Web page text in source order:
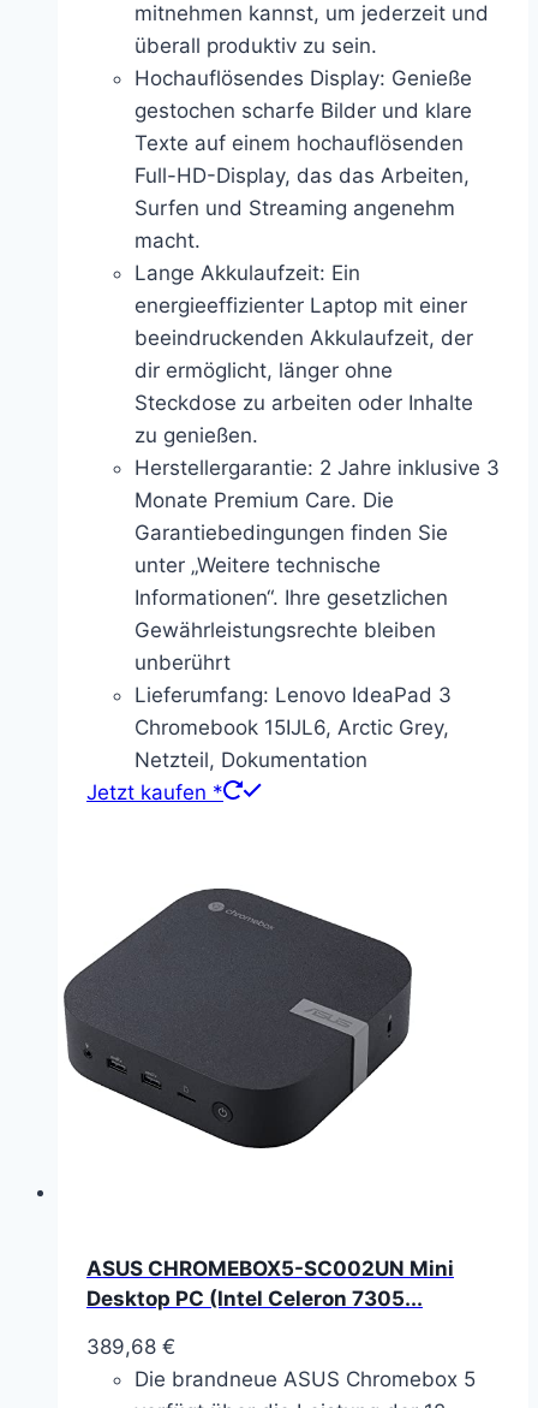
mitnehmen kannst, um jederzeit und
überall produktiv zu sein.
Hochauflösendes Display: Genieße
gestochen scharfe Bilder und klare
Texte auf einem hochauflösenden
Full-HD-Display, das das Arbeiten,
Surfen und Streaming angenehm
macht.
Lange Akkulaufzeit: Ein
energieeffizienter Laptop mit einer
beeindruckenden Akkulaufzeit, der
dir ermöglicht, länger ohne
Steckdose zu arbeiten oder Inhalte
zu genießen.
Herstellergarantie: 2 Jahre inklusive 3
Monate Premium Care. Die
Garantiebedingungen finden Sie
unter „Weitere technische
Informationen“. Ihre gesetzlichen
Gewährleistungsrechte bleiben
unberührt
Lieferumfang: Lenovo IdeaPad 3
Chromebook 15IJL6, Arctic Grey,
Netzteil, Dokumentation
Jetzt kaufen *
ASUS CHROMEBOX5-SC002UN Mini
Desktop PC (Intel Celeron 7305...
389,68 €
Die brandneue ASUS Chromebox 5